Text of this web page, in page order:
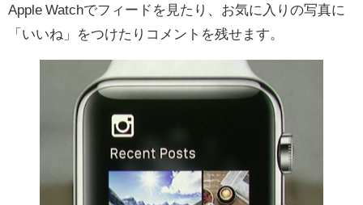
Apple Watchでフィードを見たり、お気に入りの写真に
「いいね」をつけたりコメントを残せます。